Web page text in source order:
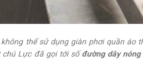
thể sử dụng giàn phơi quần áo
chú Lực đã gọi tới sốđường dây